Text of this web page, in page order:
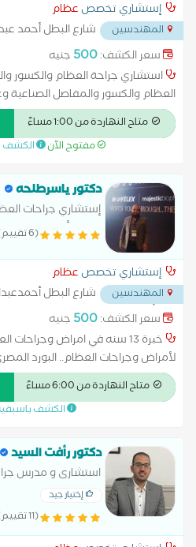
إستشاري تخصص عظام
المهندسين
شارع البطل أحمد
سعر الكشف:500 جنيه
استشاري جراحة العظام والكسور
العظام والكسور والمفاصل الصناعية
المفاصل والعمود الفقري عضو
عضو الجمعية السويسرية لجراحة العظام AO
متاح النهاردة من 1:00 مساءً
مفتوح الآن الكشف
دكتور ياسرطلحه
إستشاري جراحات
وعلاج أمراض العمود
(6 تقييم)
إستشاري تخصص عظام
المهندسين
معمل ألفا ...
سعر الكشف:500 جنيه
خبرة 13 سنه في امراض وجراحات
لأمراض وجراحات العظام.. البورد
مستشفيات التأمين الصحي
جراحة العظام جامعة الأزهر عضو
عضو الحمعيه السويسريه للكسور AO
متاح النهاردة من 6:00 مساءً
الكشف
دكتور رأفت السيد
استشارى و مدرس
كلية طب القصر
إختيار جيد
(11 تقييم)